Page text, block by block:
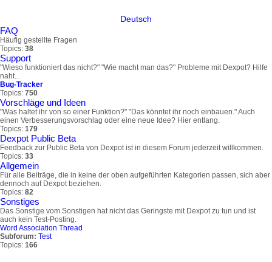
Deutsch
FAQ
Häufig gestellte Fragen
Topics: 38
Support
"Wieso funktioniert das nicht?" "Wie macht man das?" Probleme mit Dexpot? Hilfe
naht...
Bug-Tracker
Topics: 750
Vorschläge und Ideen
"Was haltet ihr von so einer Funktion?" "Das könntet ihr noch einbauen." Auch
einen Verbesserungsvorschlag oder eine neue Idee? Hier entlang.
Topics: 179
Dexpot Public Beta
Feedback zur Public Beta von Dexpot ist in diesem Forum jederzeit willkommen.
Topics: 33
Allgemein
Für alle Beiträge, die in keine der oben aufgeführten Kategorien passen, sich aber
dennoch auf Dexpot beziehen.
Topics: 82
Sonstiges
Das Sonstige vom Sonstigen hat nicht das Geringste mit Dexpot zu tun und ist
auch kein Test-Posting.
Word Association Thread
Subforum: Test
Topics: 166